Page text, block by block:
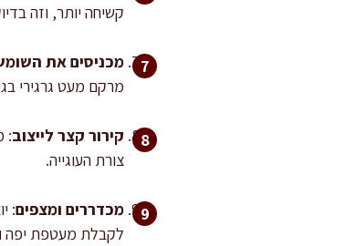
קשיחה יותר, וזה
מכניסים את
מרקם מעט גרגירי
קירור קצר לייצוב
צורת העוגייה.
מכדררים ומצפים
לקבלת מעטפת יפה